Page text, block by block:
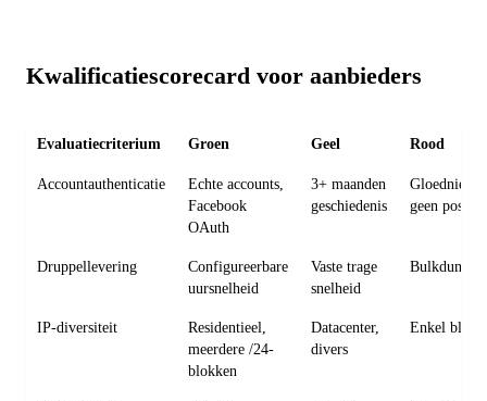
Kwalificatiescorecard voor aanbieders
Evaluatiecriterium Groen Geel Rood
Accountauthenticatie
Echte accounts,
Facebook
OAuth
3+ maanden
geschiedenis
Gloednieuw,
geen posts
Druppellevering
Configureerbare
uursnelheid
Vaste trage
snelheid
IP-diversiteit
Residentieel,
meerdere /24-
blokken
Datacenter,
divers
Enkel blok